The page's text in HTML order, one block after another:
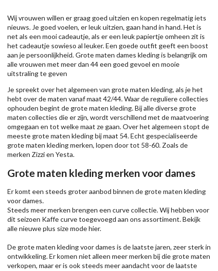
Wij vrouwen willen er graag goed uitzien en kopen regelmatig iets
nieuws. Je goed voelen, er leuk uitzien, gaan hand in hand. Het is
net als een mooi cadeautje, als er een leuk papiertje omheen zit is
het cadeautje sowieso al leuker. Een goede outfit geeft een boost
aan je persoonlijkheid. Grote maten dames kleding is belangrijk om
alle vrouwen met meer dan 44 een goed gevoel en mooie
uitstraling te geven
Je spreekt over het algemeen van grote maten kleding, als je het
hebt over de maten vanaf maat 42/44. Waar de reguliere collecties
ophouden begint de grote maten kleding. Bij alle diverse grote
maten collecties die er zijn, wordt verschillend met de maatvoering
omgegaan en tot welke maat ze gaan. Over het algemeen stopt de
meeste grote maten kleding bij maat 54. Echt gespecialiseerde
grote maten kleding merken, lopen door tot 58-60. Zoals de
merken Zizzien Yesta.
Grote maten kleding merken voor dames
Er komt een steeds groter aanbod binnen de grote maten kleding
voor dames.
Steeds meer merken brengen een curve collectie. Wij hebben voor
dit seizoen Kaffecurve toegevoegd aan ons assortiment. Bekijk
alle nieuweplus size modehier.
De grote maten kleding voor dames is de laatste jaren, zeer sterk in
ontwikkeling. Er komen niet alleen meer merken bij die grote maten
verkopen, maar er is ook steeds meer aandacht voor de laatste